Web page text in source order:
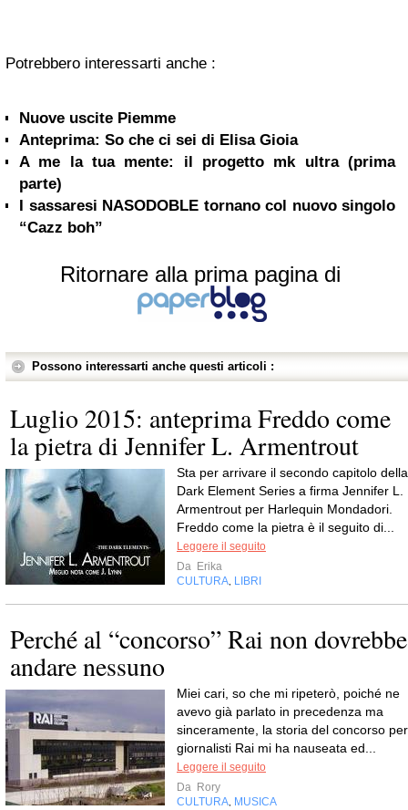
Potrebbero interessarti anche :
Nuove uscite Piemme
Anteprima: So che ci sei di Elisa Gioia
A me la tua mente: il progetto mk ultra (prima
parte)
I sassaresi NASODOBLE tornano col nuovo singolo
“Cazz boh”
Ritornare alla prima pagina di
Possono interessarti anche questi articoli :
Luglio 2015: anteprima Freddo come
la pietra di Jennifer L. Armentrout
Sta per arrivare il secondo capitolo della
Dark Element Series a firma Jennifer L.
Armentrout per Harlequin Mondadori.
Freddo come la pietra è il seguito di...
Leggere il seguito
Da Erika
CULTURA, LIBRI
Perché al “concorso” Rai non dovrebbe
andare nessuno
Miei cari, so che mi ripeterò, poiché ne
avevo già parlato in precedenza ma
sinceramente, la storia del concorso per
giornalisti Rai mi ha nauseata ed...
Leggere il seguito
Da Rory
CULTURA, MUSICA